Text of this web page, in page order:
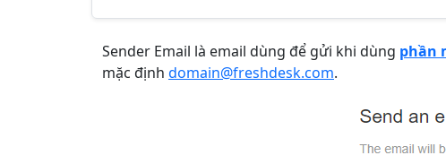
Sender Email là email dùng để gửi khi dùng phần
mặc định domain@freshdesk.com.